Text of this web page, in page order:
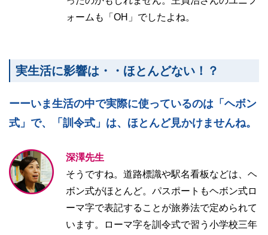
ォームも「OH」でしたよね。
実生活に影響は・・ほとんどない！？
ーーいま生活の中で実際に使っているのは「ヘボン
式」で、「訓令式」は、ほとんど見かけませんね。
深澤先生
そうですね。道路標識や駅名看板などは、ヘ
ボン式がほとんど。パスポートもヘボン式ロ
ーマ字で表記することが旅券法で定められて
います。ローマ字を訓令式で習う小学校三年